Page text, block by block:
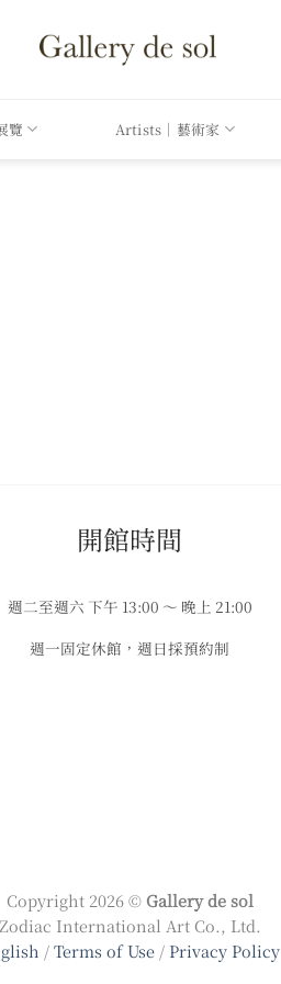
覽 Artists｜藝術家
​​開館時間
週二至週六 下午 13:00 ～ 晚上 21:00
週一固定休館，週日採預約制
Copyright 2026 © Gallery de sol
Zodiac International Art Co., Ltd.
/Terms of Use / Privacy Policy